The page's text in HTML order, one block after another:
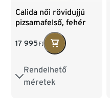
Calida női rövidujjú
pizsamafelső, fehér
17 995 Ft
Rendelhető
méretek
XS S M